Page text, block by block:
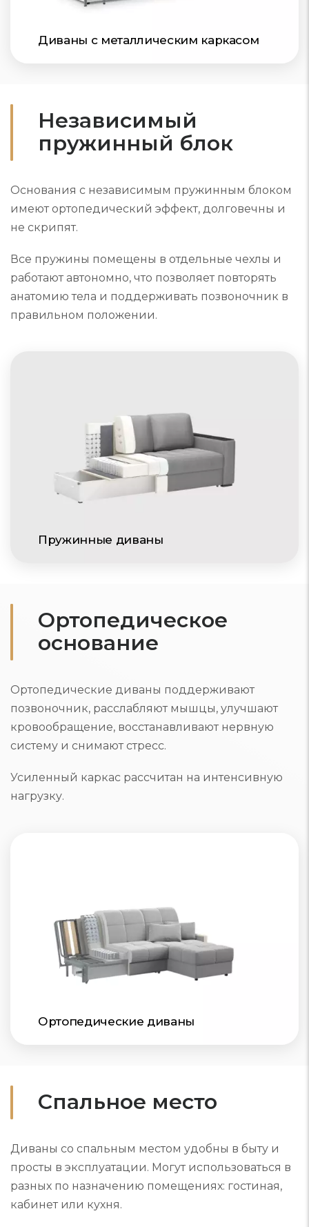
Диваны с металлическим каркасом
Пружинные диваны
Независимый
пружинный блок
Основания с независимым пружинным блоком
имеют ортопедический эффект, долговечны и
не скрипят.
Все пружины помещены в отдельные чехлы и
работают автономно, что позволяет повторять
анатомию тела и поддерживать позвоночник в
правильном положении.
Ортопедическое
основание
Ортопедические диваны поддерживают
позвоночник, расслабляют мышцы, улучшают
кровообращение, восстанавливают нервную
систему и снимают стресс.
Усиленный каркас рассчитан на интенсивную
нагрузку.
Ортопедические диваны
Спальное место
Диваны со спальным местом удобны в быту и
просты в эксплуатации. Могут использоваться в
разных по назначению помещениях: гостиная,
кабинет или кухня.